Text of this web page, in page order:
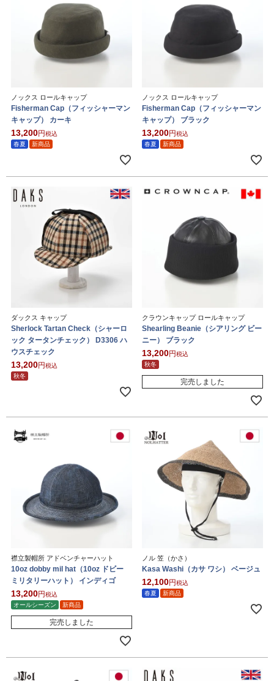
ノックス ロールキャップ
Fisherman Cap（フィッシャーマン
キャップ） カーキ
13,200
税込
春夏
新商品
ノックス ロールキャップ
Fisherman Cap（フィッシャーマン
キャップ） ブラック
13,200
税込
春夏
新商品
ダックス キャップ
Sherlock Tartan Check（シャーロ
ック タータンチェック） D3306 ハ
ウスチェック
13,200
税込
秋冬
クラウンキャップ ロールキャップ
Shearling Beanie（シアリング ビー
ニー） ブラック
13,200
税込
秋冬
完売しました
襟立製帽所 アドベンチャーハット
10oz dobby mil hat（10oz ドビー
ミリタリーハット） インディゴ
13,200
税込
オールシーズン
新商品
完売しました
ノル 笠（かさ）
Kasa Washi（カサ ワシ） ベージュ
12,100
税込
春夏
新商品